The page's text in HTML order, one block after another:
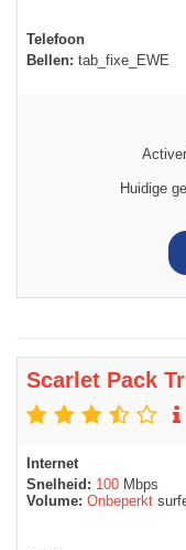
Telefoon
Bellen: tab_fixe_EWE
Huidige
Scarlet Pack
Internet
Snelheid: 100 Mbps
Volume: Onbeperkt